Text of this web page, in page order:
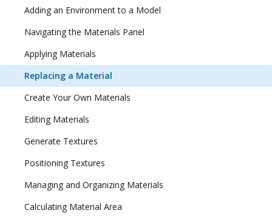
Adding an Environment to a Model
Navigating the Materials Panel
Applying Materials
Replacing a Material
Create Your Own Materials
Editing Materials
Generate Textures
Positioning Textures
Managing and Organizing Materials
Calculating Material Area